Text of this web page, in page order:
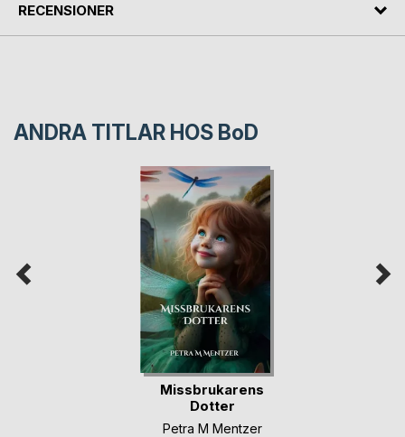
RECENSIONER
ANDRA TITLAR HOS BoD
Missbrukarens
Dotter
Petra M Mentzer